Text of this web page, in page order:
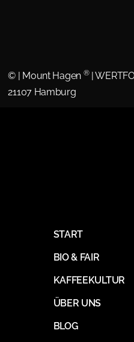
© | Mount Hagen ®|
21107 Hamburg
START
BIO & FAIR
KAFFEEKULTUR
ÜBER UNS
BLOG